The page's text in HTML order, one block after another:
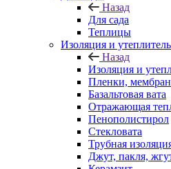
Назад
Для сада
Теплицы
Изоляция и утеплитель
Назад
Изоляция и
Пленки,
Базальтовая вата
Отражающая
Пенополистирол
Стекловата
Трубная
Джут, пакля,